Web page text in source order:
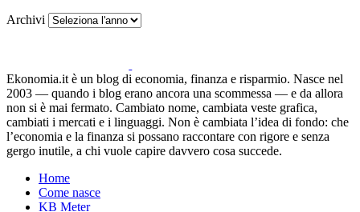
Archivi
Ekonomia.it è un blog di economia, finanza e risparmio. Nasce nel
2003 — quando i blog erano ancora una scommessa — e da allora
non si è mai fermato. Cambiato nome, cambiata veste grafica,
cambiati i mercati e i linguaggi. Non è cambiata l’idea di fondo: che
l’economia e la finanza si possano raccontare con rigore e senza
gergo inutile, a chi vuole capire davvero cosa succede.
Home
Come nasce
KB Meter